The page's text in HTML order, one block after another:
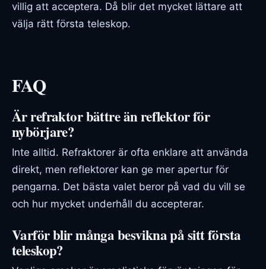
villig att acceptera. Då blir det mycket lättare att
välja rätt första teleskop.
FAQ
Är refraktor bättre än reflektor för
nybörjare?
Inte alltid. Refraktorer är ofta enklare att använda
direkt, men reflektorer kan ge mer apertur för
pengarna. Det bästa valet beror på vad du vill se
och hur mycket underhåll du accepterar.
Varför blir många besvikna på sitt första
teleskop?